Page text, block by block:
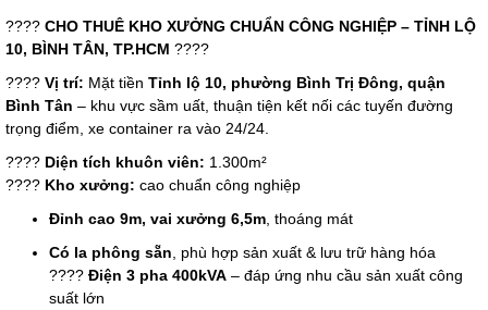
???? CHO THUÊ KHO XƯỞNG CHUẨN CÔNG NGHIỆP – TỈNH LỘ
10, BÌNH TÂN, TP.HCM ????
???? Vị trí: Mặt tiền Tỉnh lộ 10, phường Bình Trị Đông, quận
Bình Tân – khu vực sầm uất, thuận tiện kết nối các tuyến đường
trọng điểm, xe container ra vào 24/24.
???? Diện tích khuôn viên: 1.300m²
???? Kho xưởng: cao chuẩn công nghiệp
Đỉnh cao 9m, vai xưởng 6,5m , thoáng mát
Có la phông sẵn , phù hợp sản xuất & lưu trữ hàng hóa
???? Điện 3 pha 400kVA – đáp ứng nhu cầu sản xuất công
suất lớn